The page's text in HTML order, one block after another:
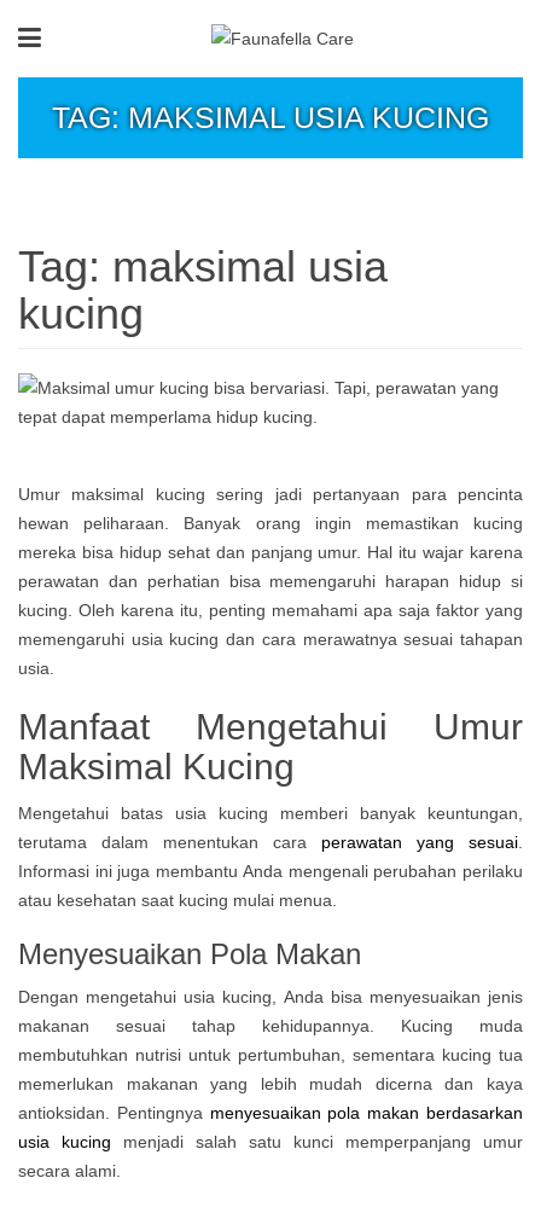
TAG: MAKSIMAL USIA KUCING
Tag: maksimal usia
kucing
Umur maksimal kucing sering jadi pertanyaan para pencinta
hewan peliharaan. Banyak orang ingin memastikan kucing
mereka bisa hidup sehat dan panjang umur. Hal itu wajar karena
perawatan dan perhatian bisa memengaruhi harapan hidup si
kucing. Oleh karena itu, penting memahami apa saja faktor yang
memengaruhi usia kucing dan cara merawatnya sesuai tahapan
usia.
Manfaat Mengetahui Umur
Maksimal Kucing
Mengetahui batas usia kucing memberi banyak keuntungan,
terutama dalam menentukan cara perawatan yang sesuai
Informasi ini juga membantu Anda mengenali perubahan perilaku
atau kesehatan saat kucing mulai menua.
Menyesuaikan Pola Makan
Dengan mengetahui usia kucing, Anda bisa menyesuaikan jenis
makanan sesuai tahap kehidupannya. Kucing muda
membutuhkan nutrisi untuk pertumbuhan, sementara kucing tua
memerlukan makanan yang lebih mudah dicerna dan kaya
antioksidan. Pentingnya menyesuaikan pola makan berdasarkan
usia kucing menjadi salah satu kunci memperpanjang umur
secara alami.